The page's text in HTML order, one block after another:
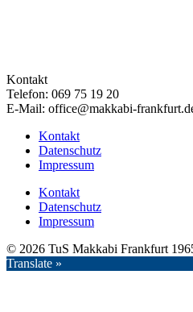
Kontakt
Telefon: 069 75 19 20
E-Mail: office@makkabi-
Kontakt
Datenschutz
Impressum
Kontakt
Datenschutz
Impressum
© 2026 TuS Makkabi Frankfurt
Translate »